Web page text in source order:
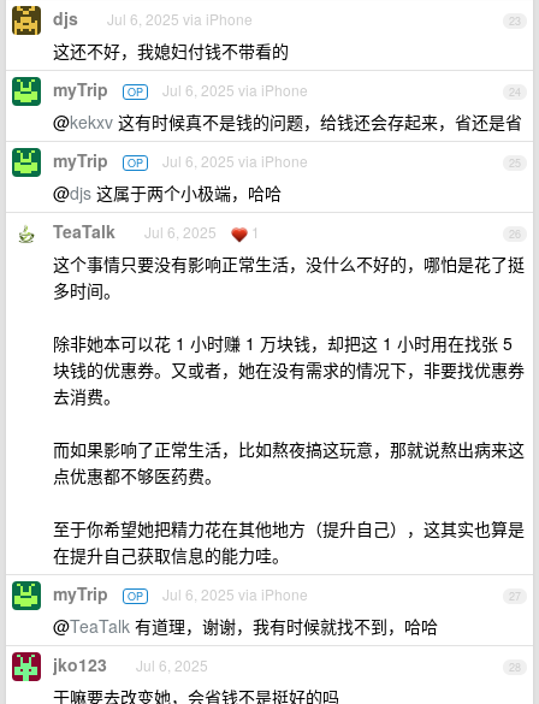
23
djs Jul 6, 2025 via iPhone
这还不好，我媳妇付钱不带看的
24
myTrip OP Jul 6, 2025 via iPhone
@kekxv 这有时候真不是钱的问题，给钱还会存起来，省还是省
25
myTrip OP Jul 6, 2025 via iPhone
@djs 这属于两个小极端，哈哈
26
TeaTalk Jul 6, 2025 1
这个事情只要没有影响正常生活，没什么不好的，哪怕是花了挺
多时间。
除非她本可以花 1 小时赚 1 万块钱，却把这 1 小时用在找张 5
块钱的优惠券。又或者，她在没有需求的情况下，非要找优惠券
去消费。
而如果影响了正常生活，比如熬夜搞这玩意，那就说熬出病来这
点优惠都不够医药费。
至于你希望她把精力花在其他地方（提升自己），这其实也算是
在提升自己获取信息的能力哇。
27
myTrip OP Jul 6, 2025 via iPhone
@TeaTalk 有道理，谢谢，我有时候就找不到，哈哈
28
jko123 Jul 6, 2025
干嘛要去改变她，会省钱不是挺好的吗